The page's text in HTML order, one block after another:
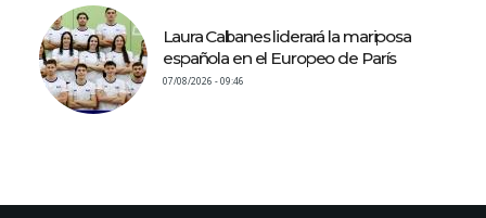
Laura Cabanes liderará la mariposa
española en el Europeo de París
07/08/2026 - 09:46